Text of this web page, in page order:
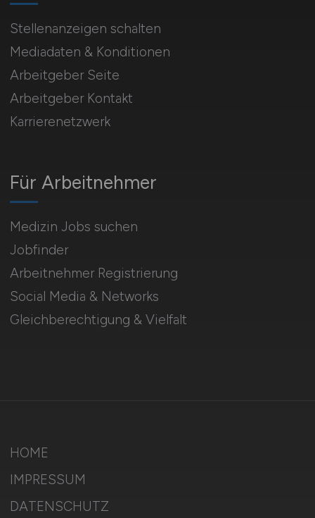
Für Arbeitnehmer
Medizin Jobs suchen
Jobfinder
Arbeitnehmer Registrierung
Social Media & Networks
Gleichberechtigung & Vielfalt
Stellenanzeigen schalten
Mediadaten & Konditionen
Arbeitgeber Seite
Arbeitgeber Kontakt
Karrierenetzwerk
HOME
IMPRESSUM
DATENSCHUTZ